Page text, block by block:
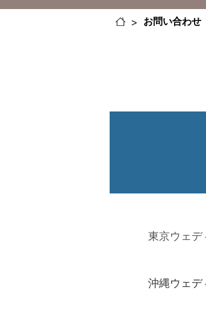
> お問い合わせ
東京ウェデ
沖縄ウェデ